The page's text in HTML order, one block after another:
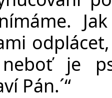
je
Pán.´“